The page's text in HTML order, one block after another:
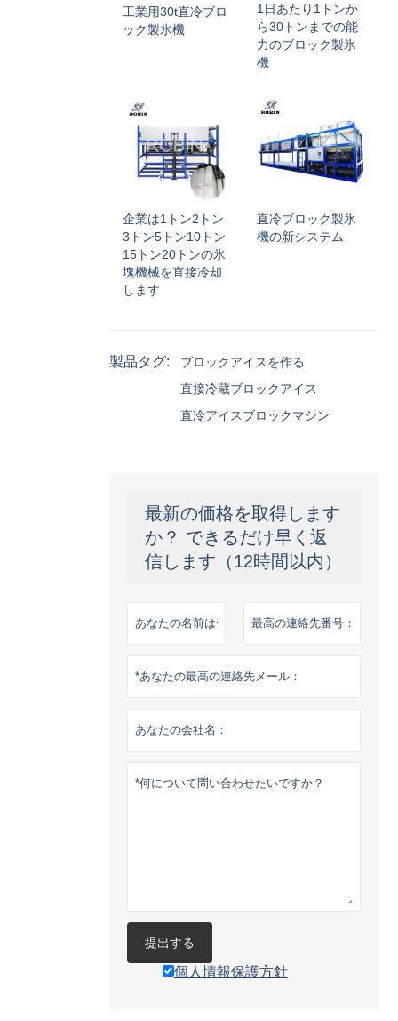
工業用30t直冷ブロ
ック製氷機
1日あたり1トンか
ら30トンまでの能
力のブロック製氷
機
企業は1トン2トン
3トン5トン10トン
15トン20トンの氷
塊機械を直接冷却
します
直冷ブロック製氷
機の新システム
製品タグ:
ブロックアイスを作る
直接冷蔵ブロックアイス
直冷アイスブロックマシン
最新の価格を取得します
か？ できるだけ早く返
信します（12時間以内）
提出する
個人情報保護方針